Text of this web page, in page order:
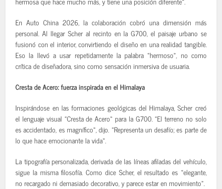
En Auto China 2026, la colaboración cobró una dimensión más
personal. Al llegar Scher al recinto en la G700, el paisaje urbano se
fusionó con el interior, convirtiendo el diseño en una realidad tangible.
Eso la llevó a usar repetidamente la palabra «hermoso», no como
crítica de diseñadora, sino como sensación inmersiva de usuaria.
Cresta de Acero: fuerza inspirada en el Himalaya
Inspirándose en las formaciones geológicas del Himalaya, Scher creó
el lenguaje visual «Cresta de Acero» para la G700. «El terreno no solo
es accidentado, es magnífico», dijo. «Representa un desafío; es parte de
lo que hace emocionante la vida».
La tipografía personalizada, derivada de las líneas afiladas del vehículo,
sigue la misma filosofía. Como dice Scher, el resultado es «elegante,
no recargado ni demasiado decorativo, y parece estar en movimiento».